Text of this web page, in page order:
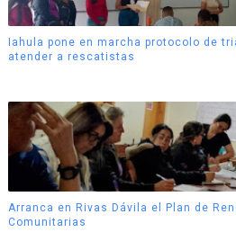
Iahula pone en marcha protocolo de
atender a rescatistas
Arranca en Rivas Dávila el Plan de
Comunitarias